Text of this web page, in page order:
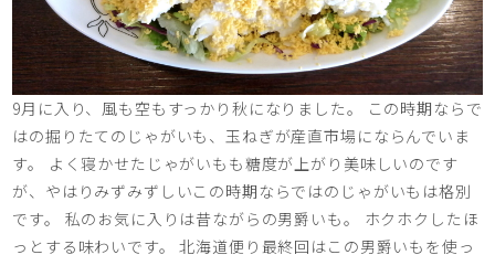
9月に入り、風も空もすっかり秋になりました。 この時期ならで
はの掘りたてのじゃがいも、玉ねぎが産直市場にならんでいま
す。 よく寝かせたじゃがいもも糖度が上がり美味しいのです
が、やはりみずみずしいこの時期ならではのじゃがいもは格別
です。 私のお気に入りは昔ながらの男爵いも。 ホクホクしたほ
っとする味わいです。 北海道便り最終回はこの男爵いもを使っ